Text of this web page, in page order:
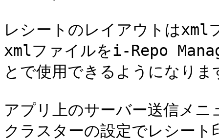
レシートのレイアウトはxml
xmlファイルをi-Repo
とで使用できるようになり
アプリ上のサーバー送信メ
クラスターの設定でレシー